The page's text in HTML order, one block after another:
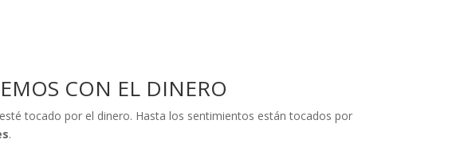
CON EL DINERO
tocado por el dinero. Hasta los sentimientos están tocados por
.